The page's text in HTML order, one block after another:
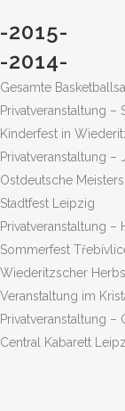
-2015-
-2014-
Gesamte
Privatveranstaltung
Kinderfest in
Privatveranstaltung
Ostdeutsche
Stadtfest Leipzig
Privatveranstaltung
Sommerfest
Wiederitzscher
Veranstaltung im
Privatveranstaltung –
Central Kabarett